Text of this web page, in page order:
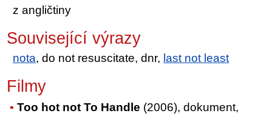
z angličtiny
Související výrazy
nota, do not resuscitate, dnr, last not least
Filmy
Too hot not To Handle (2006), dokument,